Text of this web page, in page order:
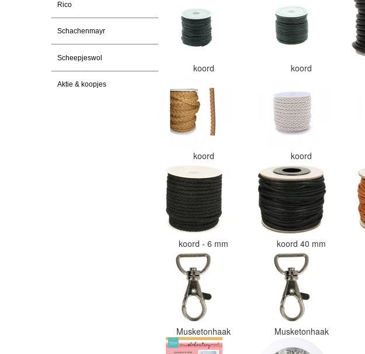
Rico
Schachenmayr
Scheepjeswol
Aktie & koopjes
koord koord
koord koord
koord - 6 mm koord 40 mm
Musketonhaak Musketonhaak